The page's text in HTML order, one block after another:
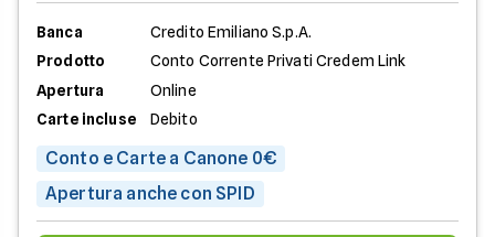
Banca
Credito Emiliano S.p.A.
Prodotto
Conto Corrente Privati Credem Link
Apertura
Online
Carte incluse
Debito
Conto e Carte a Canone 0€
Apertura anche con SPID